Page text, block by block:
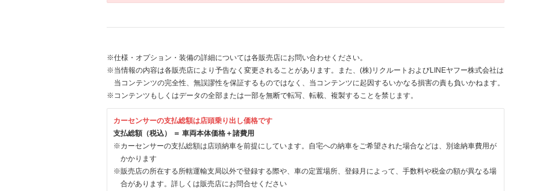
※仕様・オプション・装備の詳細については各販売店にお問い合わせください。
※当情報の内容は各販売店により予告なく変更されることがあります。また、(株)リクルートおよびLINEヤフー株式会社は
当コンテンツの完全性、無誤謬性を保証するものではなく、当コンテンツに起因するいかなる損害の責も負いかねます。
※コンテンツもしくはデータの全部または一部を無断で転写、転載、複製することを禁じます。
カーセンサーの支払総額は店頭乗り出し価格です
支払総額（税込） ＝ 車両本体価格＋諸費用
※カーセンサーの支払総額は店頭納車を前提にしています。自宅への納車をご希望された場合などは、別途納車費用が
かかります
※販売店の所在する所轄運輸支局以外で登録する際や、車の定置場所、登録月によって、手数料や税金の額が異なる場
合があります。詳しくは販売店にお問合せください